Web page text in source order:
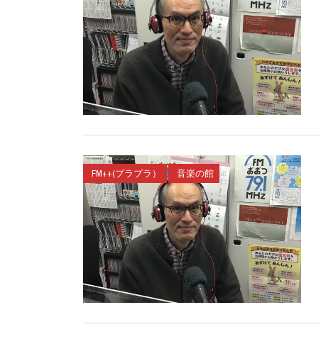
FM++(プラプラ） 音楽の館